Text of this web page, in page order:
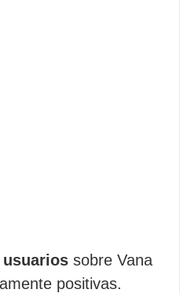
sobre Vana
positivas.